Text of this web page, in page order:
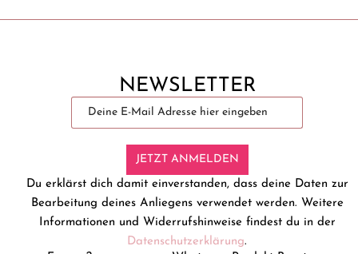
NEWSLETTER
JETZT ANMELDEN
Du erklärst dich damit einverstanden, dass deine Daten zur
Bearbeitung deines Anliegens verwendet werden. Weitere
Informationen und Widerrufshinweise findest du in der
Datenschutzerklärung.